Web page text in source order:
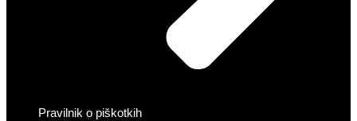
Pravilnik o piškotkih